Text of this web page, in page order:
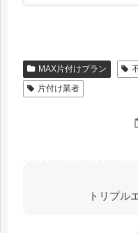
MAX片付けプラン
片付け業者
トリプル